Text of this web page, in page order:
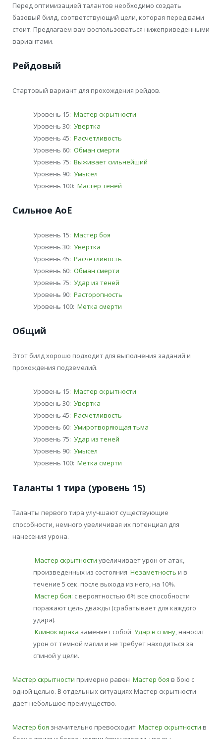
Перед оптимизацией талантов необходимо создать
базовый билд, соответствующий цели, которая перед вами
стоит. Предлагаем вам воспользоваться нижеприведенными
вариантами.
Рейдовый
Стартовый вариант для прохождения рейдов.
Уровень 15: Мастер скрытности
Уровень 30: Увертка
Уровень 45: Расчетливость
Уровень 60: Обман смерти
Уровень 75: Выживает сильнейший
Уровень 90: Умысел
Уровень 100: Мастер теней
Сильное АоЕ
Уровень 15: Мастер боя
Уровень 30: Увертка
Уровень 45: Расчетливость
Уровень 60: Обман смерти
Уровень 75: Удар из теней
Уровень 90: Расторопность
Уровень 100: Метка смерти
Общий
Этот билд хорошо подходит для выполнения заданий и
прохождения подземелий.
Уровень 15: Мастер скрытности
Уровень 30: Увертка
Уровень 45: Расчетливость
Уровень 60: Умиротворяющая тьма
Уровень 75: Удар из теней
Уровень 90: Умысел
Уровень 100: Метка смерти
Таланты 1 тира (уровень 15)
Таланты первого тира улучшают существующие
способности, немного увеличивая их потенциал для
нанесения урона.
Мастер скрытности увеличивает урон от атак,
произведенных из состояния Незаметность и в
течение 5 сек. после выхода из него, на 10%.
Мастер боя: с вероятностью 6% все способности
поражают цель дважды (срабатывает для каждого
удара).
Клинок мрака заменяет собой Удар в спину, наносит
урон от темной магии и не требует находиться за
спиной у цели.
Мастер скрытности примерно равен Мастер боя в бою с
одной целью. В отдельных ситуациях Мастер скрытности
дает небольшое преимущество.
Мастер боя значительно превосходит Мастер скрытности в